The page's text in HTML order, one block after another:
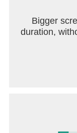
Bigger
duration,